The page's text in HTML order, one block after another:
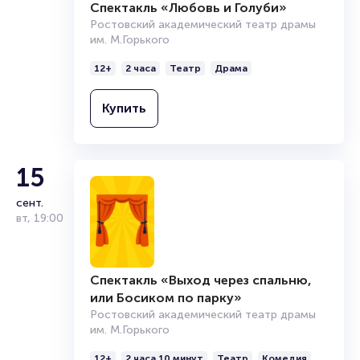
Спектакль «Любовь и Голуби»
Ростовский академический театр драмы
им. М.Горького
12+ 2 часа Театр Драма
Купить
15
сент.
вт, 19:00
Спектакль «Выход через спальню,
или Босиком по парку»
Ростовский академический театр драмы
им. М.Горького